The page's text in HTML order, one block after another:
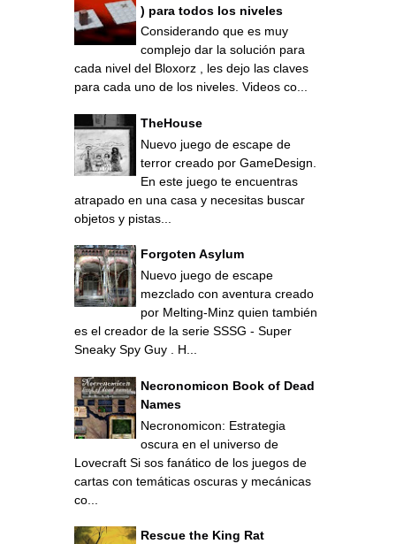
) para todos los niveles
Considerando que es muy
complejo dar la solución para
cada nivel del Bloxorz , les dejo las claves
para cada uno de los niveles. Videos co...
TheHouse
Nuevo juego de escape de
terror creado por GameDesign.
En este juego te encuentras
atrapado en una casa y necesitas buscar
objetos y pistas...
Forgoten Asylum
Nuevo juego de escape
mezclado con aventura creado
por Melting-Minz quien también
es el creador de la serie SSSG - Super
Sneaky Spy Guy . H...
Necronomicon Book of Dead
Names
Necronomicon: Estrategia
oscura en el universo de
Lovecraft Si sos fanático de los juegos de
cartas con temáticas oscuras y mecánicas
co...
Rescue the King Rat